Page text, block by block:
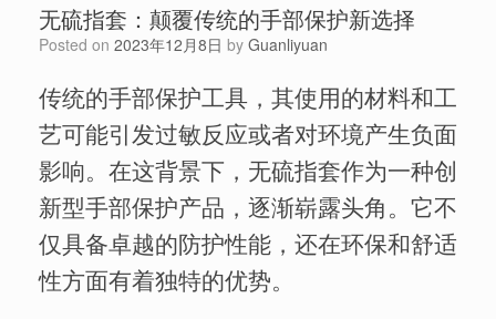
无硫指套：颠覆传统的手部保护新选择
Posted on 2023年12月8日 by Guanliyuan
传统的手部保护工具，其使用的材料和工
艺可能引发过敏反应或者对环境产生负面
影响。在这背景下，无硫指套作为一种创
新型手部保护产品，逐渐崭露头角。它不
仅具备卓越的防护性能，还在环保和舒适
性方面有着独特的优势。